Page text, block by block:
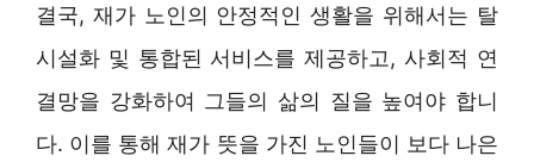
결국, 재가 노인의 안정적인 생활을 위해서는 탈
시설화 및 통합된 서비스를 제공하고, 사회적 연
결망을 강화하여 그들의 삶의 질을 높여야 합니
다. 이를 통해 재가 뜻을 가진 노인들이 보다 나은